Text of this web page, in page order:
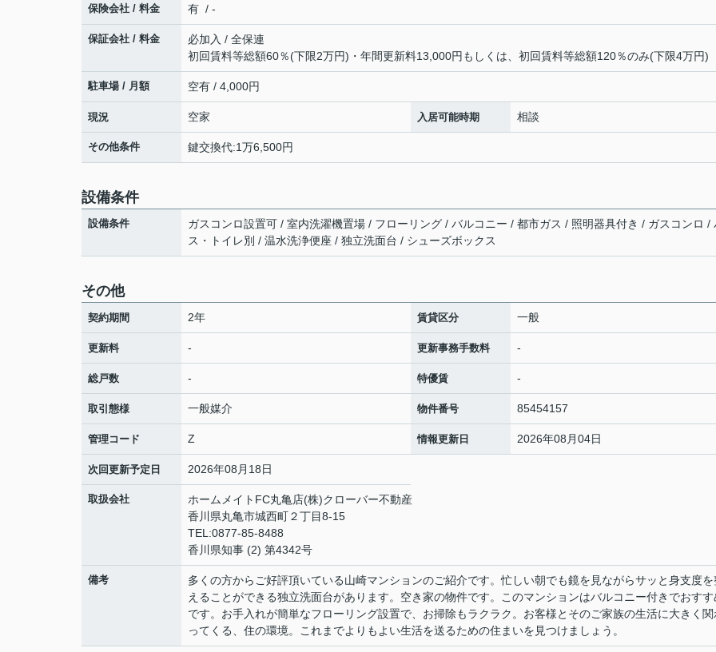
保険会社 / 料金 有 / -
保証会社 / 料金
必加入 / 全保連
初回賃料等総額60％(下限2万円)・年間更新料13,000円もしくは、初回賃料等総額120％のみ(下限4万円)
駐車場 / 月額 空有 / 4,000円
現況 空家 入居可能時期 相談
その他条件 鍵交換代:1万6,500円
設備条件
設備条件
ガスコンロ設置可 / 室内洗濯機置場 / フローリング / バルコニー / 都市ガス / 照明器具付き / ガスコンロ /
ス・トイレ別 / 温水洗浄便座 / 独立洗面台 / シューズボックス
その他
契約期間 2年 賃貸区分 一般
更新料 - 更新事務手数料 -
総戸数 - 特優賃 -
取引態様 一般媒介 物件番号 85454157
管理コード Z 情報更新日 2026年08月04日
次回更新予定日 2026年08月18日
取扱会社
ホームメイトFC丸亀店(株)クローバー不動産
香川県丸亀市城西町２丁目8-15
TEL:0877-85-8488
香川県知事 (2) 第4342号
備考
多くの方からご好評頂いている山崎マンションのご紹介です。忙しい朝でも鏡を見ながらサッと身支度を
えることができる独立洗面台があります。空き家の物件です。このマンションはバルコニー付きでおすす
です。お手入れが簡単なフローリング設置で、お掃除もラクラク。お客様とそのご家族の生活に大きく関
ってくる、住の環境。これまでよりもよい生活を送るための住まいを見つけましょう。